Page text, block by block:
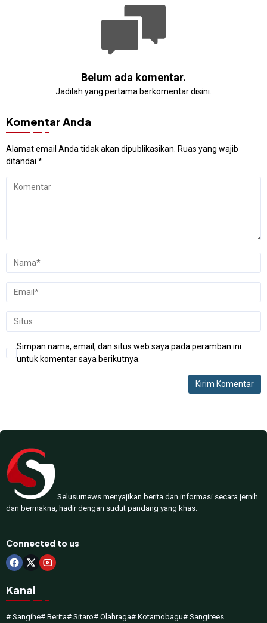
Belum ada komentar.
Jadilah yang pertama berkomentar disini.
Komentar Anda
Alamat email Anda tidak akan dipublikasikan. Ruas yang wajib
ditandai *
Simpan nama, email, dan situs web saya pada peramban ini
untuk komentar saya berikutnya.
Selusurnews menyajikan berita dan informasi secara jernih
dan bermakna, hadir dengan sudut pandang yang khas.
Connected to us
Kanal
# Sangihe# Berita# Sitaro# Olahraga# Kotamobagu# Sangirees